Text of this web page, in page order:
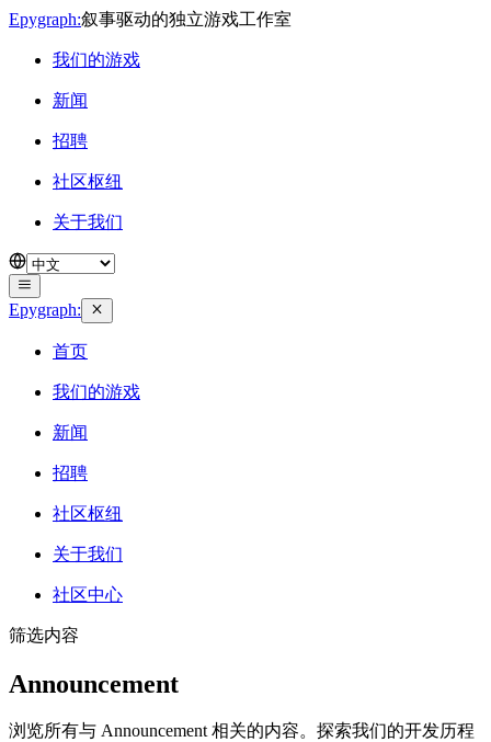
Epygraph:叙事驱动的独立游戏工作室
我们的游戏
新闻
招聘
社区枢纽
关于我们
Epygraph:
首页
我们的游戏
新闻
招聘
社区枢纽
关于我们
社区中心
筛选内容
Announcement
浏览所有与 Announcement 相关的内容。探索我们的开发历程